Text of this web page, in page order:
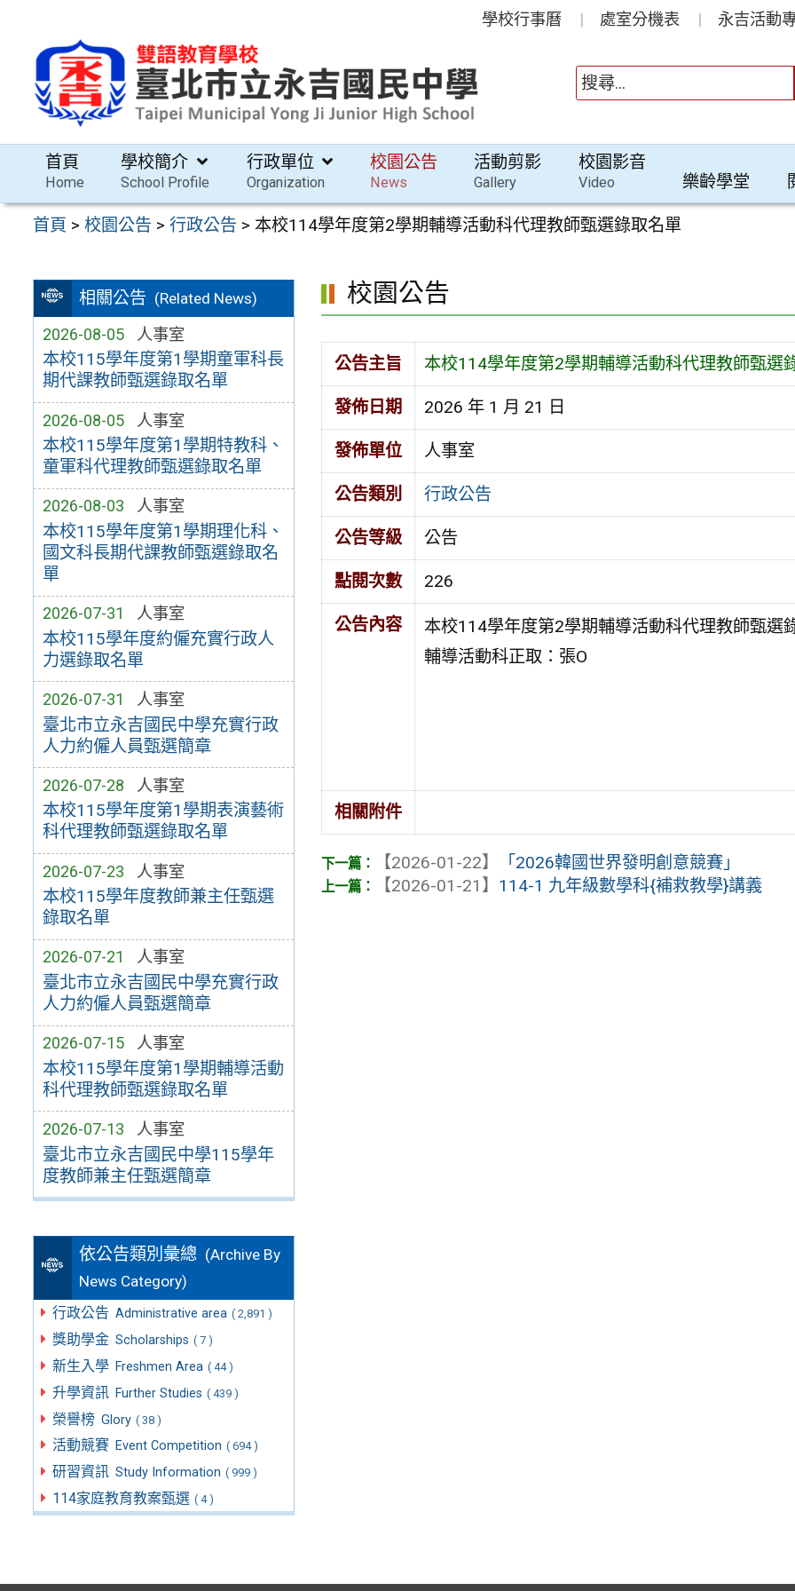
容
學校行事曆 處室分機表 永吉活動
首頁
Home
學校簡介
School Profile
行政單位
Organization
校園公告
News
活動剪影
Gallery
校園影音
Video 樂齡學堂
首頁 >校園公告 >行政公告 > 本校114學年度第2學期輔導活動科代理教師甄選錄取名單
相關公告 (Related News)
2026-08-05 人事室
本校115學年度第1學期童軍科長
期代課教師甄選錄取名單
2026-08-05 人事室
本校115學年度第1學期特教科、
童軍科代理教師甄選錄取名單
2026-08-03 人事室
本校115學年度第1學期理化科、
國文科長期代課教師甄選錄取名
單
2026-07-31 人事室
本校115學年度約僱充實行政人
力選錄取名單
2026-07-31 人事室
臺北市立永吉國民中學充實行政
人力約僱人員甄選簡章
2026-07-28 人事室
本校115學年度第1學期表演藝術
科代理教師甄選錄取名單
2026-07-23 人事室
本校115學年度教師兼主任甄選
錄取名單
2026-07-21 人事室
臺北市立永吉國民中學充實行政
人力約僱人員甄選簡章
2026-07-15 人事室
本校115學年度第1學期輔導活動
科代理教師甄選錄取名單
2026-07-13 人事室
臺北市立永吉國民中學115學年
度教師兼主任甄選簡章
依公告類別彙總 (Archive By
News Category)
行政公告 Administrative area ( 2,891 )
獎助學金 Scholarships ( 7 )
新生入學 Freshmen Area ( 44 )
升學資訊 Further Studies ( 439 )
榮譽榜 Glory ( 38 )
活動競賽 Event Competition ( 694 )
研習資訊 Study Information ( 999 )
114家庭教育教案甄選 ( 4 )
校園公告
公告主旨 本校114學年度第2學期輔導活動科代理教師甄選
發佈日期 2026 年 1 月 21 日
發佈單位 人事室
公告類別 行政公告
公告等級 公告
點閱次數 226
公告內容
本校114學年度第2學期輔導活動科代理教師甄選
輔導活動科正取：張O
相關附件
【2026-01-22】
「2026韓國世界發明創意競賽」
【2026-01-21】 114-1 九年級數學科{補救教學}講義